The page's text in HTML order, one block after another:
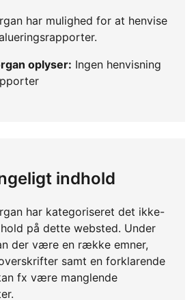
har mulighed for at henvise
oplyser: Ingen henvisning
indhold
har kategoriseret det ikke-
på dette websted. Under
der være en række emner,
samt en forklarende
fx være manglende